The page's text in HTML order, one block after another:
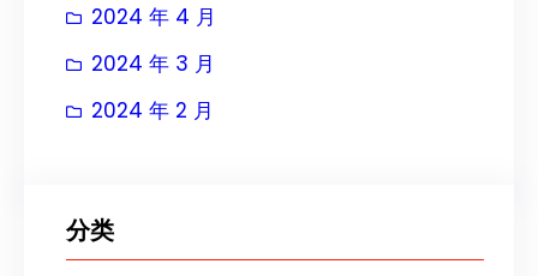
2024 年 4 月
2024 年 3 月
2024 年 2 月
分类